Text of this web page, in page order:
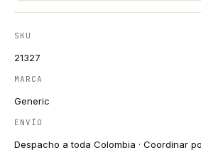
SKU
21327
MARCA
Generic
ENVÍO
Despacho a toda Colombia · Coordinar